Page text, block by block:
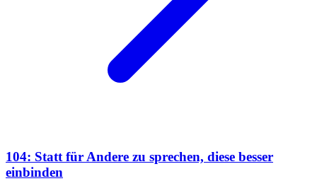
104: Statt für Andere zu sprechen, diese besser
einbinden